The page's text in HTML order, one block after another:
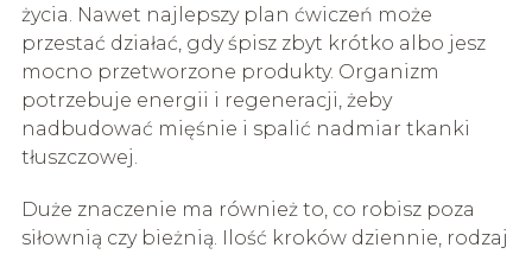
życia. Nawet najlepszy plan ćwiczeń może
przestać działać, gdy śpisz zbyt krótko albo jesz
mocno przetworzone produkty. Organizm
potrzebuje energii i regeneracji, żeby
nadbudować mięśnie i spalić nadmiar tkanki
tłuszczowej.
Duże znaczenie ma również to, co robisz poza
siłownią czy bieżnią. Ilość kroków dziennie, rodzaj